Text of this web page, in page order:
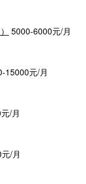
5000-6000元/月
15000元/月
/月
/月